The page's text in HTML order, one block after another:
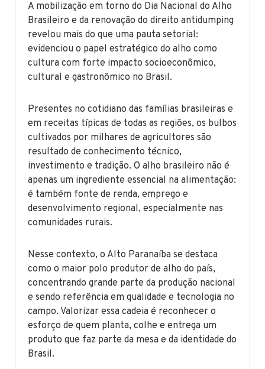
A mobilização em torno do Dia Nacional do Alho
Brasileiro e da renovação do direito antidumping
revelou mais do que uma pauta setorial:
evidenciou o papel estratégico do alho como
cultura com forte impacto socioeconômico,
cultural e gastronômico no Brasil.
Presentes no cotidiano das famílias brasileiras e
em receitas típicas de todas as regiões, os bulbos
cultivados por milhares de agricultores são
resultado de conhecimento técnico,
investimento e tradição. O alho brasileiro não é
apenas um ingrediente essencial na alimentação:
é também fonte de renda, emprego e
desenvolvimento regional, especialmente nas
comunidades rurais.
Nesse contexto, o Alto Paranaíba se destaca
como o maior polo produtor de alho do país,
concentrando grande parte da produção nacional
e sendo referência em qualidade e tecnologia no
campo. Valorizar essa cadeia é reconhecer o
esforço de quem planta, colhe e entrega um
produto que faz parte da mesa e da identidade do
Brasil.